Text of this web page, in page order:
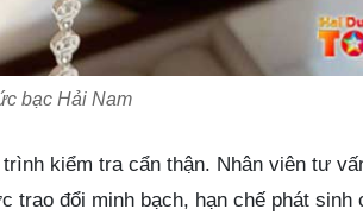
bạc Hải Nam
kiểm tra cẩn thận. Nhân viên tư
trao đổi minh bạch, hạn chế phát sinh